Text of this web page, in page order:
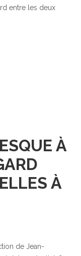
entre les deux
À
À
de Jean-